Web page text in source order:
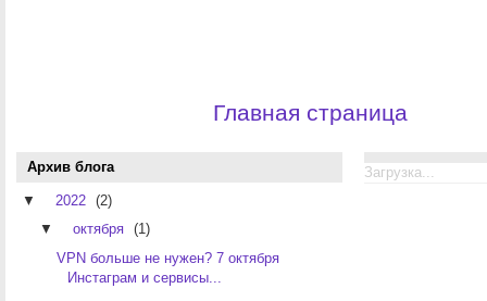
Главная страница
Архив блога
▼ 2022 (2)
▼
октября
(1)
VPN больше не нужен? 7 октября
Инстаграм и сервисы...
Загрузка...